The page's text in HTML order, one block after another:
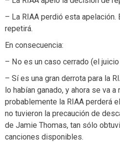
– La RIAA perdió esta apelación.
repetirá.
En consecuencia:
– No es un caso cerrado (el
– Sí es una gran derrota para la
lo habían ganado, y ahora se va a
probablemente la RIAA perderá
no tuvieron la precaución de
de Jamie Thomas, tan sólo
canciones disponibles.